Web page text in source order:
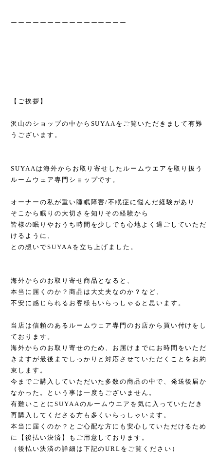
ーーーーーーーーーーーーーーーー
【ご挨拶】
沢山のショップの中からSUYAAをご覧いただきまして有難
うございます。
SUYAAは海外からお取り寄せしたルームウエアを取り扱う
ルームウェア専門ショップです。
オーナーの私が重い睡眠障害/不眠症に悩んだ経験があり
そこから眠りの大切さを知りその経験から
皆様の眠りやおうち時間を少しでも心地よく過ごしていただ
けるように、
との想いでSUYAAを立ち上げました。
海外からのお取り寄せ商品となると、
本当に届くのか？商品は大丈夫なのか？など、
不安に感じられるお客様もいらっしゃると思います。
当店は信頼のあるルームウェア専門のお店から買い付けをし
ております。
海外からのお取り寄せのため、お届けまでにお時間をいただ
きますが最後までしっかりと対応させていただくことをお約
束します。
今までご購入していただいた多数の商品の中で、発送後届か
なかった。という事は一度もございません。
有難いことにSUYAAのルームウエアを気に入っていただき
再購入してくださる方も多くいらっしゃいます。
本当に届くのか？とご心配な方にも安心していただけるため
に【後払い決済】もご用意しております。
（後払い決済の詳細は下記のURLをご覧ください）